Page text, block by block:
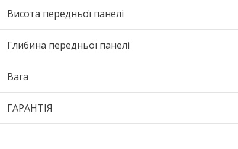
Висота передньої панелі
Глибина передньої панелі
Вага
ГАРАНТІЯ